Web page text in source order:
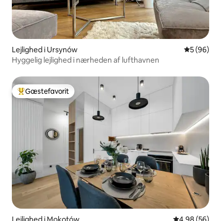
Lejlighed i Ursynów 5 ud af 5 i
5 (96)
Hyggelig lejlighed i nærheden af lufthavnen
Bedste gæstefavorit
Gæstefavorit